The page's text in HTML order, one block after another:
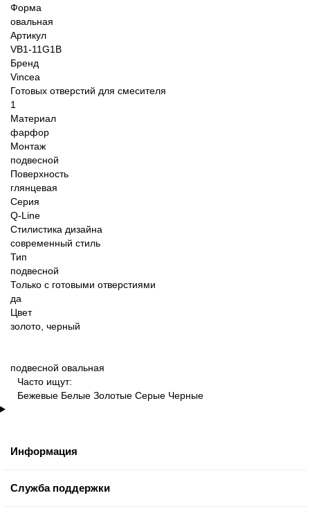
Форма
овальная
Артикул
VB1-11G1B
Бренд
Vincea
Готовых отверстий для смесителя
1
Материал
фарфор
Монтаж
подвесной
Поверхность
глянцевая
Серия
Q-Line
Стилистика дизайна
современный стиль
Тип
подвесной
Только с готовыми отверстиями
да
Цвет
золото, черный
подвесной овальная
Часто ищут:
Бежевые Белые Золотые Серые Черные
Информация
Служба поддержки